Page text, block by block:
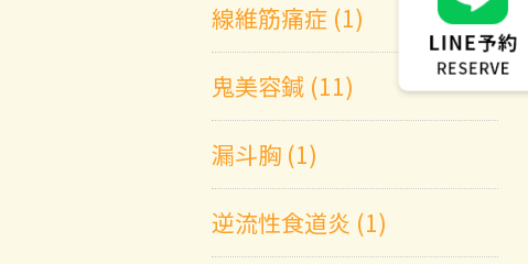
線維筋痛症 (1)
鬼美容鍼 (11)
漏斗胸 (1)
逆流性食道炎 (1)